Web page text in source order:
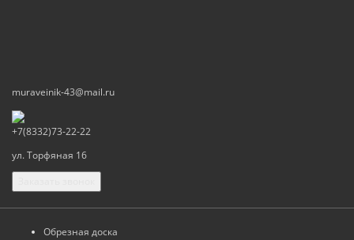
muraveinik-43@mail.ru
+7(8332)73-22-22
ул. Торфяная 16
Обрезная доска